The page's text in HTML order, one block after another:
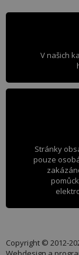
V našich
Stránky
pouze
Copyright © 2012-